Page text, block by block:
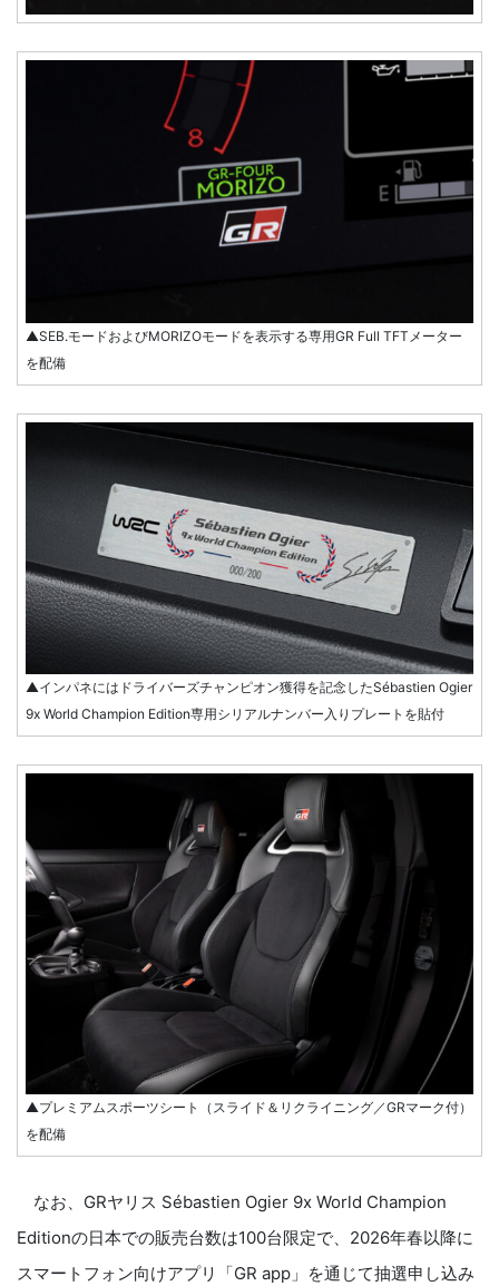
▲SEB.モードおよびMORIZOモードを表示する専用GR Full TFTメーター
を配備
▲インパネにはドライバーズチャンピオン獲得を記念したSébastien Ogier
9x World Champion Edition専用シリアルナンバー入りプレートを貼付
▲プレミアムスポーツシート（スライド＆リクライニング／GRマーク付）
を配備
なお、GRヤリス Sébastien Ogier 9x World Champion
Editionの日本での販売台数は100台限定で、2026年春以降に
スマートフォン向けアプリ「GR app」を通じて抽選申し込み